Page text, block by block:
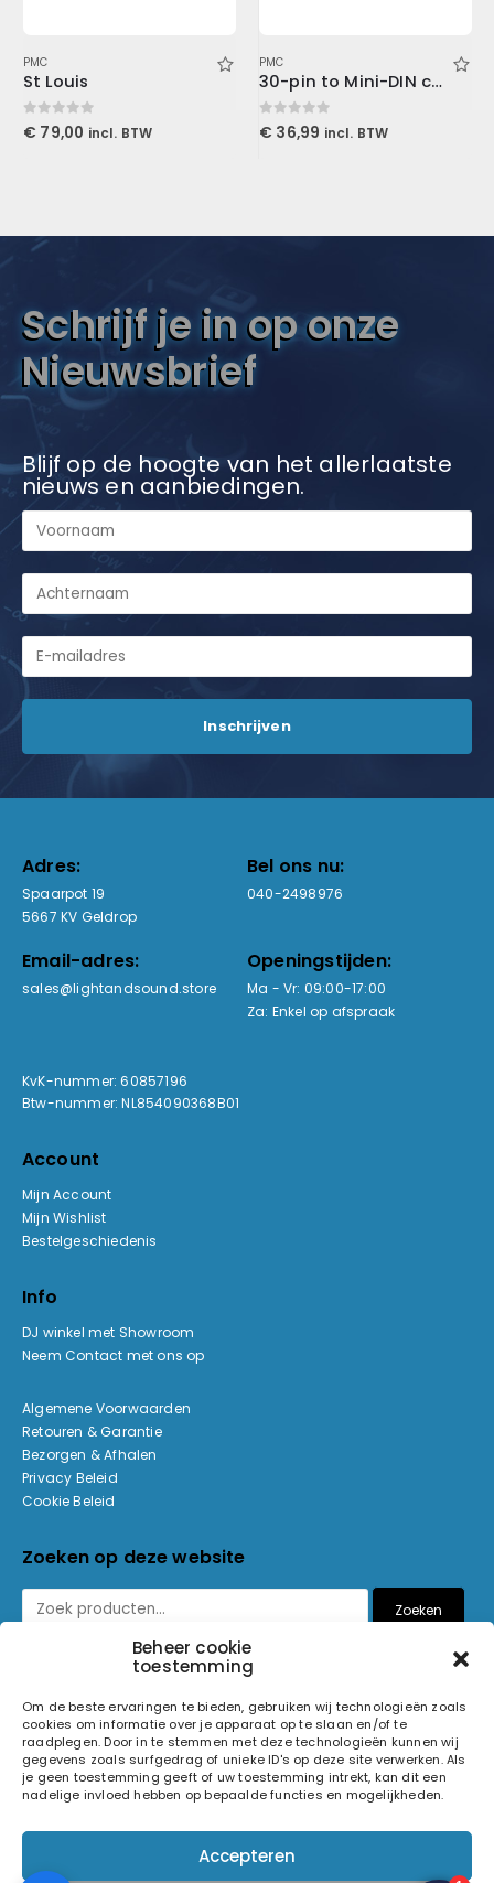
Beheer cookie
toestemming
Om de beste ervaringen te bieden, gebruiken wij technologieën zoals
cookies om informatie over je apparaat op te slaan en/of te
raadplegen. Door in te stemmen met deze technologieën kunnen wij
gegevens zoals surfgedrag of unieke ID's op deze site verwerken. Als
je geen toestemming geeft of uw toestemming intrekt, kan dit een
nadelige invloed hebben op bepaalde functies en mogelijkheden.
Accepteren
PMC
St Louis
0out of 5
€ 79,00 incl. BTW
PMC
30-pin to Mini-DIN cable
0out of 5
€ 36,99 incl. BTW
Schrijf je in op onze
Nieuwsbrief
Blijf op de hoogte van het allerlaatste
nieuws en aanbiedingen.
Adres:
Spaarpot 19
5667 KV Geldrop
Bel ons nu:
040-2498976
Email-adres:
sales@lightandsound.store
Openingstijden:
Ma - Vr: 09:00-17:00
Za: Enkel op afspraak
KvK-nummer: 60857196
Btw-nummer: NL854090368B01
Account
Mijn Account
Mijn Wishlist
Bestelgeschiedenis
Info
DJ winkel met Showroom
Neem Contact met ons op
Algemene Voorwaarden
Retouren & Garantie
Bezorgen & Afhalen
Privacy Beleid
Cookie Beleid
Zoeken op deze website
Zoeken
© 2026 Light and Sound Factory. Alle rechten voorbehouden.